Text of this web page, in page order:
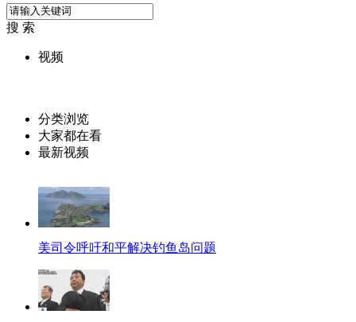
搜 索
视频
分类浏览
大家都在看
最新视频
美司令呼吁和平解决钓鱼岛问题